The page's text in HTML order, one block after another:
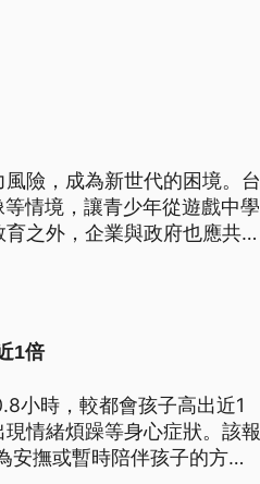
險，成為新世代的困境。台
情境，讓青少年從遊戲中學
之外，企業與政府也應共同
1倍
小時，較都會孩子高出近1
情緒煩躁等身心症狀。該報
安撫或暫時陪伴孩子的方